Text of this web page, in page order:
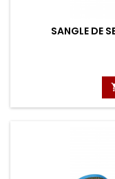
SANGLE DE